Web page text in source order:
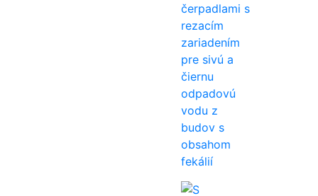
čerpadlami s
rezacím
zariadením
pre sivú a
čiernu
odpadovú
vodu z
budov s
obsahom
fekálií